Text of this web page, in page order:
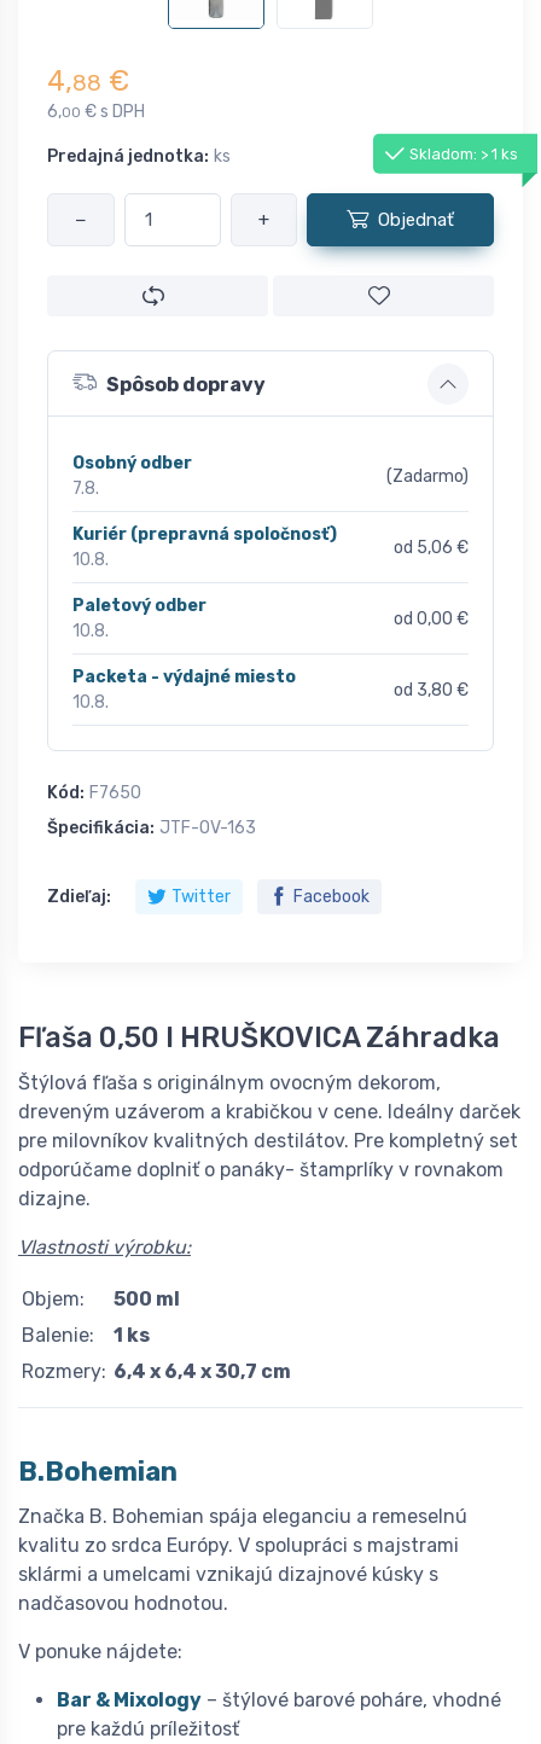
4,88 €
6,00 € s DPH
Predajná jednotka: ks Skladom: > 1 ks
− + Objednať
Spôsob dopravy
Osobný odber
7.8.
(Zadarmo)
Kuriér (prepravná spoločnosť)
10.8.
od 5,06 €
Paletový odber
10.8.
od 0,00 €
Packeta - výdajné miesto
10.8.
od 3,80 €
Kód: F7650
Špecifikácia: JTF-OV-163
Zdieľaj: Twitter Facebook
Fľaša 0,50 l HRUŠKOVICA Záhradka
Štýlová fľaša s originálnym ovocným dekorom,
dreveným uzáverom a krabičkou v cene. Ideálny darček
pre milovníkov kvalitných destilátov. Pre kompletný set
odporúčame doplniť o panáky- štamprlíky v rovnakom
dizajne.
Vlastnosti výrobku:
Objem:
500 ml
Balenie:
1 ks
Rozmery: 6,4 x 6,4 x 30,7 cm
B.Bohemian
Značka B. Bohemian spája eleganciu a remeselnú
kvalitu zo srdca Európy. V spolupráci s majstrami
sklármi a umelcami vznikajú dizajnové kúsky s
nadčasovou hodnotou.
V ponuke nájdete:
Bar & Mixology – štýlové barové poháre, vhodné
pre každú príležitosť